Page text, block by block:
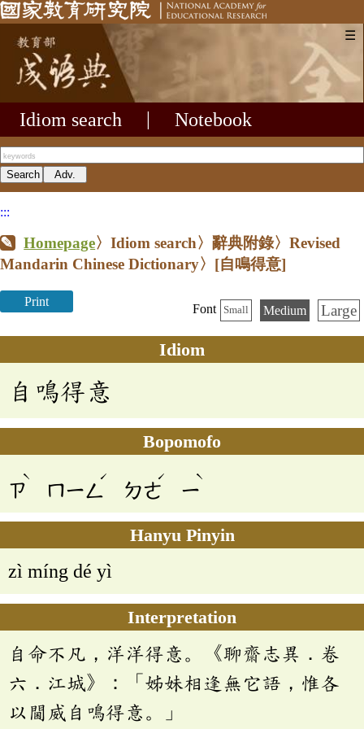
☰
Idiom search Notebook
:::
Homepage〉Idiom search〉辭典附錄〉Revised
Mandarin Chinese Dictionary〉 [自鳴得意]
Print
Font Small Medium Large
Idiom
自鳴得意
Bopomofo
ㄗ
ˋ
ㄇㄧㄥ
ˊ
ㄉㄜ
ˊ
ㄧ
ˋ
Hanyu Pinyin
zì míng dé yì
Interpretation
自命不凡，洋洋得意。《聊齋志異．卷
六．江城》：「姊妹相逢無它語，惟各
以閫威自鳴得意。」